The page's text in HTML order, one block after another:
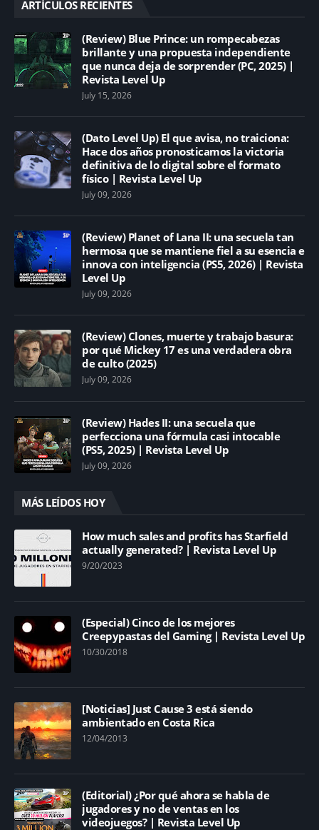
ARTÍCULOS RECIENTES
(Review) Blue Prince: un rompecabezas
brillante y una propuesta independiente
que nunca deja de sorprender (PC, 2025) |
Revista Level Up
July 15, 2026
(Dato Level Up) El que avisa, no traiciona:
Hace dos años pronosticamos la victoria
definitiva de lo digital sobre el formato
físico | Revista Level Up
July 09, 2026
(Review) Planet of Lana II: una secuela tan
hermosa que se mantiene fiel a su esencia e
innova con inteligencia (PS5, 2026) | Revista
Level Up
July 09, 2026
(Review) Clones, muerte y trabajo basura:
por qué Mickey 17 es una verdadera obra
de culto (2025)
July 09, 2026
(Review) Hades II: una secuela que
perfecciona una fórmula casi intocable
(PS5, 2025) | Revista Level Up
July 09, 2026
MÁS LEÍDOS HOY
How much sales and profits has Starfield
actually generated? | Revista Level Up
9/20/2023
(Especial) Cinco de los mejores
Creepypastas del Gaming | Revista Level Up
10/30/2018
[Noticias] Just Cause 3 está siendo
ambientado en Costa Rica
12/04/2013
(Editorial) ¿Por qué ahora se habla de
jugadores y no de ventas en los
videojuegos? | Revista Level Up